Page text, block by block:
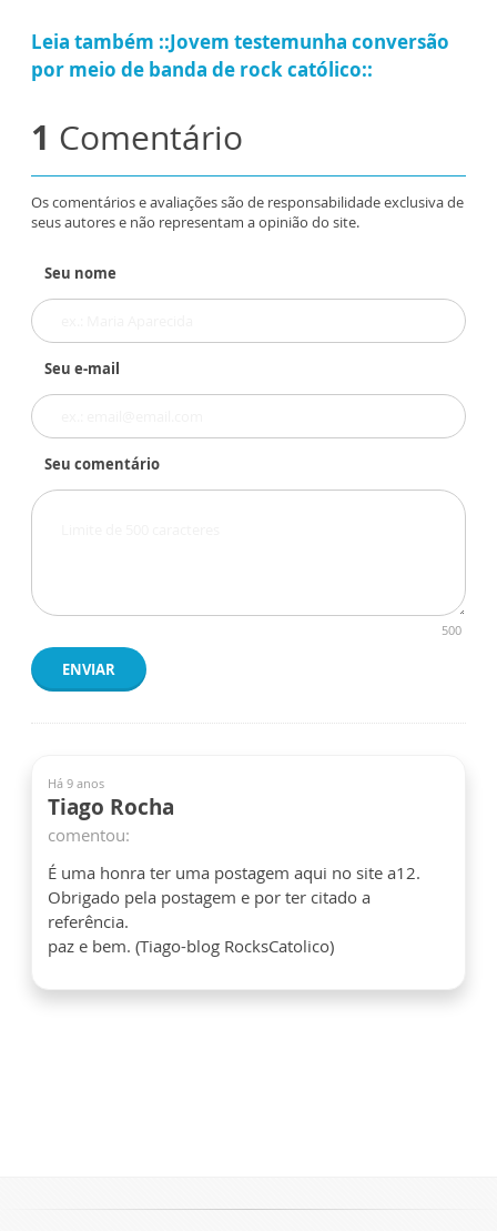
Leia também ::Jovem testemunha conversão
por meio de banda de rock católico::
1 Comentário
Os comentários e avaliações são de responsabilidade exclusiva de
seus autores e não representam a opinião do site.
Seu nome
Seu e-mail
Seu comentário
500
ENVIAR
Há 9 anos
Tiago Rocha
comentou:
É uma honra ter uma postagem aqui no site a12.
Obrigado pela postagem e por ter citado a
referência.
paz e bem. (Tiago-blog RocksCatolico)